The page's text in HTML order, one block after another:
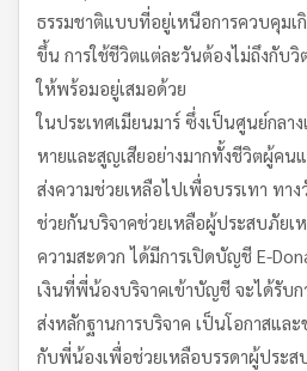
ธรรมชาติแบบที่อยู่เหนือการควบคุมเ
ขึ้น การใช้ชีวิตแต่ละวันต้องไม่ถึงกับวิ
ให้พร้อมอยู่เสมอด้วย
ในประเทศเมียนมาร์ ซึ่งเป็นศูนย์กลา
หายและสูญเสียอย่างมากทั้งชีวิตผู้คน
ส่งความช่วยเหลือไปเพื่อบรรเทา ท
ช่วยกันบริจาคช่วยเหลือผู้ประสบภัยเ
ความสะดวก ได้มีการเปิดบัญชี E-
เงินที่พี่น้องบริจาคเข้าบัญชี จะได้รับ
ส่งหลักฐานการบริจาค เป็นโอกาสแล
กับพี่น้องเพื่อช่วยเหลือบรรดาผู้ประส